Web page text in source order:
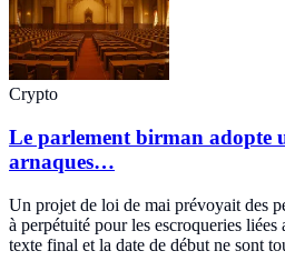
Crypto
Le parlement birman adopte
arnaques…
Un projet de loi de mai prévoyait des
à perpétuité pour les escroqueries
texte final et la date de début ne sont